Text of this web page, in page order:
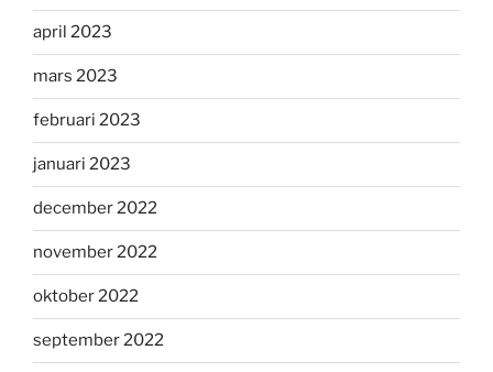
april 2023
mars 2023
februari 2023
januari 2023
december 2022
november 2022
oktober 2022
september 2022